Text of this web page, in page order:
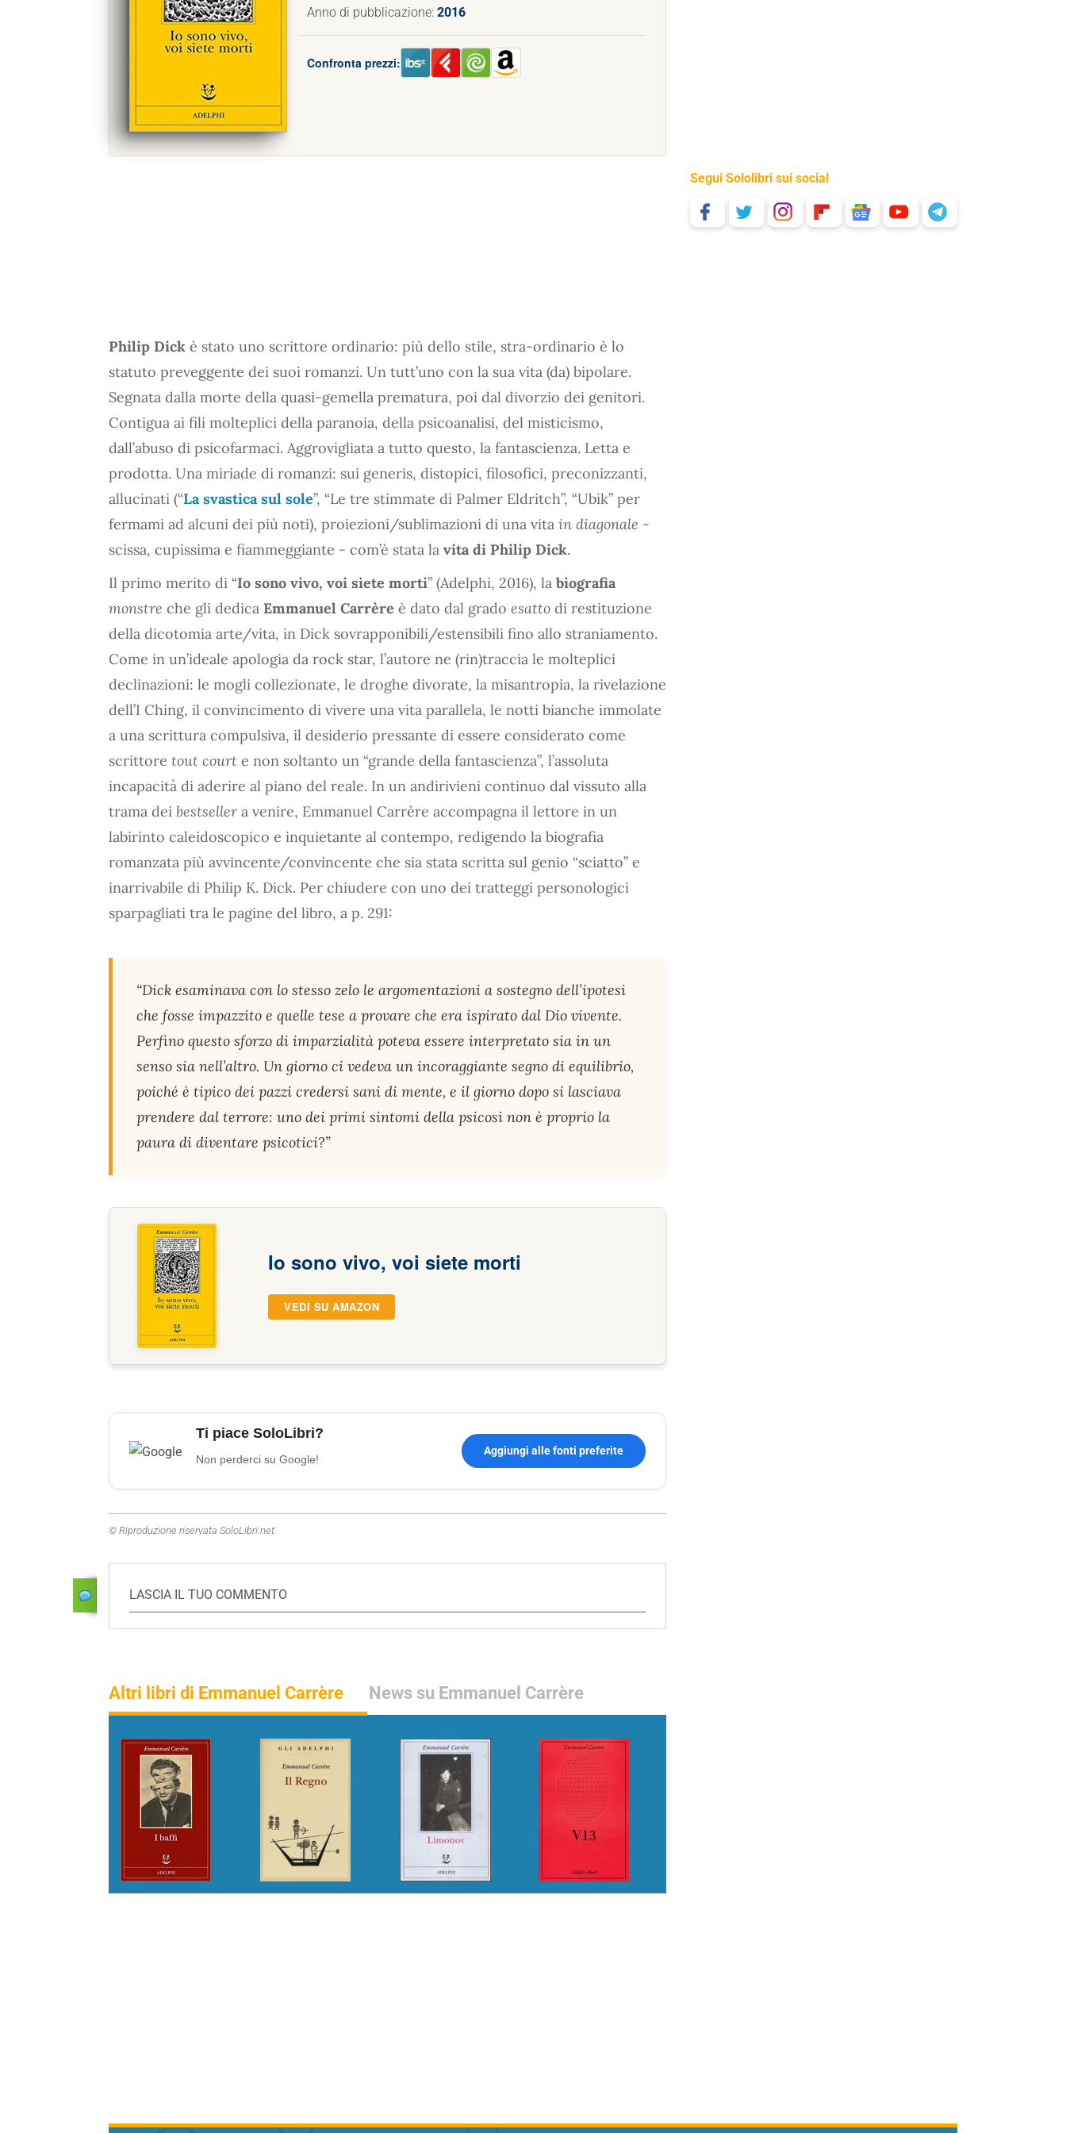
Anno di pubblicazione: 2016
Confronta prezzi:
Philip Dick è stato uno scrittore ordinario: più dello stile, stra-ordinario è lo
statuto preveggente dei suoi romanzi. Un tutt’uno con la sua vita (da) bipolare.
Segnata dalla morte della quasi-gemella prematura, poi dal divorzio dei genitori.
Contigua ai fili molteplici della paranoia, della psicoanalisi, del misticismo,
dall’abuso di psicofarmaci. Aggrovigliata a tutto questo, la fantascienza. Letta e
prodotta. Una miriade di romanzi: sui generis, distopici, filosofici, preconizzanti,
allucinati (“La svastica sul sole”, “Le tre stimmate di Palmer Eldritch”, “Ubik” per
fermami ad alcuni dei più noti), proiezioni/sublimazioni di una vita in diagonale -
scissa, cupissima e fiammeggiante - com’è stata la vita di Philip Dick.
Il primo merito di “Io sono vivo, voi siete morti” (Adelphi, 2016), la biografia
monstre che gli dedica Emmanuel Carrère è dato dal grado esatto di restituzione
della dicotomia arte/vita, in Dick sovrapponibili/estensibili fino allo straniamento.
Come in un’ideale apologia da rock star, l’autore ne (rin)traccia le molteplici
declinazioni: le mogli collezionate, le droghe divorate, la misantropia, la rivelazione
dell’I Ching, il convincimento di vivere una vita parallela, le notti bianche immolate
a una scrittura compulsiva, il desiderio pressante di essere considerato come
scrittore tout court e non soltanto un “grande della fantascienza”, l’assoluta
incapacità di aderire al piano del reale. In un andirivieni continuo dal vissuto alla
trama dei bestseller a venire, Emmanuel Carrère accompagna il lettore in un
labirinto caleidoscopico e inquietante al contempo, redigendo la biografia
romanzata più avvincente/convincente che sia stata scritta sul genio “sciatto” e
inarrivabile di Philip K. Dick. Per chiudere con uno dei tratteggi personologici
sparpagliati tra le pagine del libro, a p. 291:
“Dick esaminava con lo stesso zelo le argomentazioni a sostegno dell’ipotesi
che fosse impazzito e quelle tese a provare che era ispirato dal Dio vivente.
Perfino questo sforzo di imparzialità poteva essere interpretato sia in un
senso sia nell’altro. Un giorno ci vedeva un incoraggiante segno di equilibrio,
poiché è tipico dei pazzi credersi sani di mente, e il giorno dopo si lasciava
prendere dal terrore: uno dei primi sintomi della psicosi non è proprio la
paura di diventare psicotici?”
Io sono vivo, voi siete morti
VEDI SU AMAZON
Ti piace SoloLibri?
Non perderci su Google!
Aggiungi alle fonti preferite
© Riproduzione riservata SoloLibri.net
LASCIA IL TUO COMMENTO
Altri libri di Emmanuel Carrère News su Emmanuel Carrère
Segui Sololibri sui social